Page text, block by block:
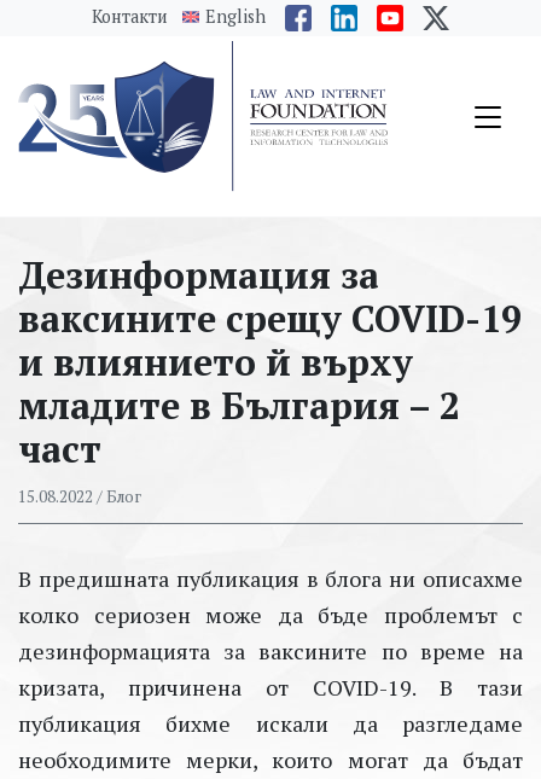
messages.Skip to main content
Контакти English
Дезинформация за
ваксините срещу COVID-19
и влиянието й върху
младите в България – 2
част
15.08.2022 / Блог
В предишната публикация в блога ни описахме
колко сериозен може да бъде проблемът с
дезинформацията за ваксините по време на
кризата, причинена от COVID-19. В тази
публикация бихме искали да разгледаме
необходимите мерки, които могат да бъдат